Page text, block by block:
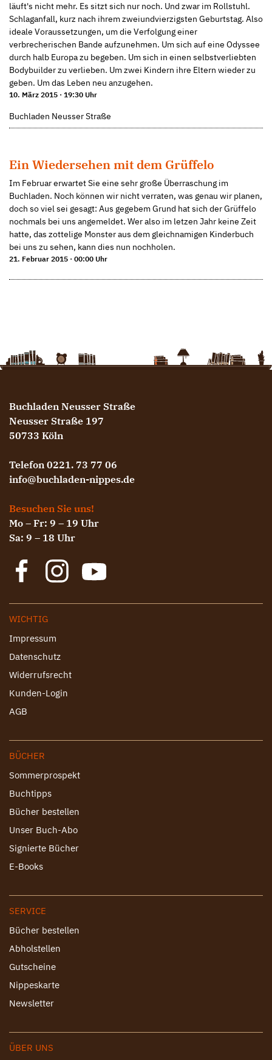
läuft's nicht mehr. Es sitzt sich nur noch. Und zwar im Rollstuhl.
Schlaganfall, kurz nach ihrem zweiundvierzigsten Geburtstag. Also
ideale Voraussetzungen, um die Verfolgung einer
verbrecherischen Bande aufzunehmen. Um sich auf eine Odyssee
durch halb Europa zu begeben. Um sich in einen selbstverliebten
Bodybuilder zu verlieben. Um zwei Kindern ihre Eltern wieder zu
geben. Um das Leben neu anzugehen.
10. März 2015 · 19:30 Uhr
Buchladen Neusser Straße
Ein Wiedersehen mit dem Grüffelo
Im Februar erwartet Sie eine sehr große Überraschung im
Buchladen. Noch können wir nicht verraten, was genau wir planen,
doch so viel sei gesagt: Aus gegebem Grund hat sich der Grüffelo
nochmals bei uns angemeldet. Wer also im letzen Jahr keine Zeit
hatte, das zottelige Monster aus dem gleichnamigen Kinderbuch
bei uns zu sehen, kann dies nun nochholen.
21. Februar 2015 · 00:00 Uhr
Buchladen Neusser Straße
Neusser Straße 197
50733 Köln
Telefon 0221. 73 77 06
info@buchladen-nippes.de
Besuchen Sie uns!
Mo – Fr: 9 – 19 Uhr
Sa: 9 – 18 Uhr
WICHTIG
Impressum
Datenschutz
Widerrufsrecht
Kunden-Login
AGB
BÜCHER
Sommerprospekt
Buchtipps
Bücher bestellen
Unser Buch-Abo
Signierte Bücher
E-Books
SERVICE
Bücher bestellen
Abholstellen
Gutscheine
Nippeskarte
Newsletter
ÜBER UNS